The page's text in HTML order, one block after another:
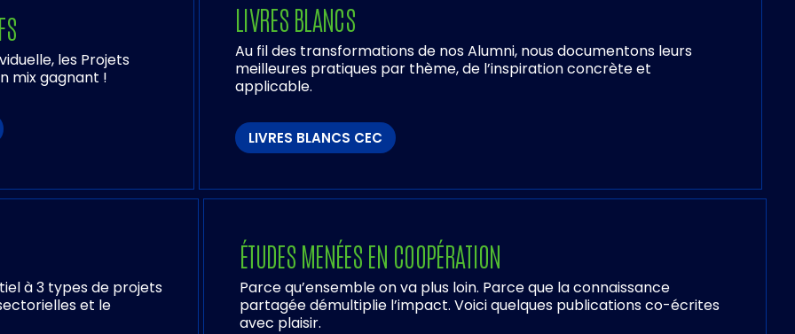
les Projets
mix gagnant !
LIVRES BLANCS
Au fil des transformations de nos Alumni, nous documentons leurs
meilleures pratiques par thème, de l’inspiration concrète et
applicable.
LIVRES BLANCS CEC
à 3 types de projets
et le
ÉTUDES MENÉES EN COOPÉRATION
Parce qu’ensemble on va plus loin. Parce que la connaissance
partagée démultiplie l’impact. Voici quelques publications co-écrites
avec plaisir.